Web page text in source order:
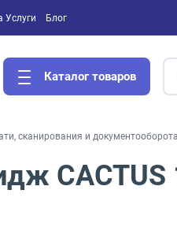
Услуги Блог
Каталог товаров
сканирования и документооборота